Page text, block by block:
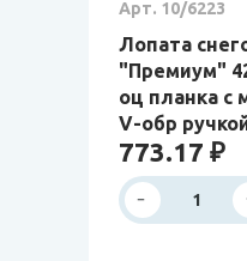
Арт. 10/6223
Лопата
"Премиум"
оц планка с
V-обр
773.17 ₽